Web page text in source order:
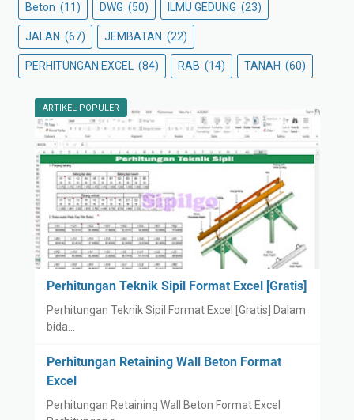
Beton (11) DWG (50) ILMU GEDUNG (23)
JALAN (67) JEMBATAN (22)
PERHITUNGAN EXCEL (84) RAB (14) TANAH (60)
ARTIKEL POPULER
Perhitungan Teknik Sipil Format Excel [Gratis]
Perhitungan Teknik Sipil Format Excel [Gratis] Dalam
bida…
Perhitungan Retaining Wall Beton Format
Excel
Perhitungan Retaining Wall Beton Format Excel